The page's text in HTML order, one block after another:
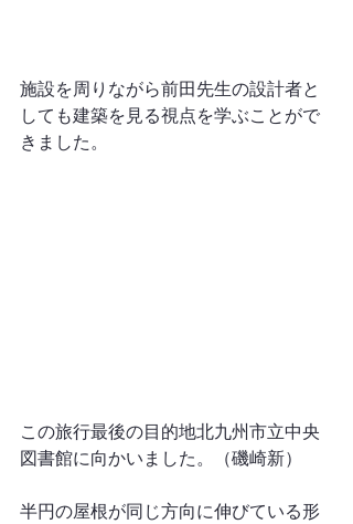
施設を周りながら前田先生の設計者と
しても建築を見る視点を学ぶことがで
きました。
この旅行最後の目的地北九州市立中央
図書館に向かいました。（磯崎新）
半円の屋根が同じ方向に伸びている形